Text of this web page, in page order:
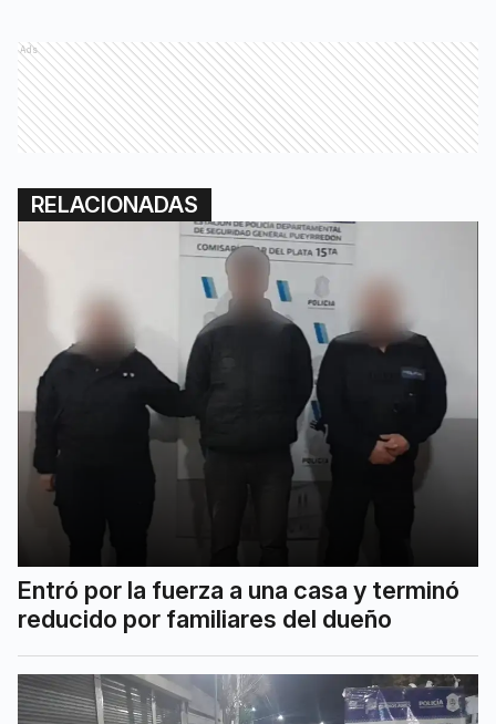
Ads
RELACIONADAS
Entró por la fuerza a una casa y terminó
reducido por familiares del dueño